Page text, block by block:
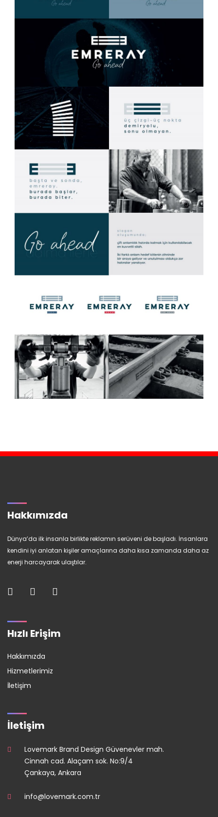
Hakkımızda
Dünya’da ilk insanla birlikte reklamın serüveni de başladı. İnsanlara
kendini iyi anlatan kişiler amaçlarına daha kısa zamanda daha az
enerji harcayarak ulaştılar.
Hızlı Erişim
Hakkımızda
Hizmetlerimiz
İletişim
İletişim
Lovemark Brand Design Güvenevler mah.
Cinnah cad. Alaçam sok. No:9/4
Çankaya, Ankara
info@lovemark.com.tr